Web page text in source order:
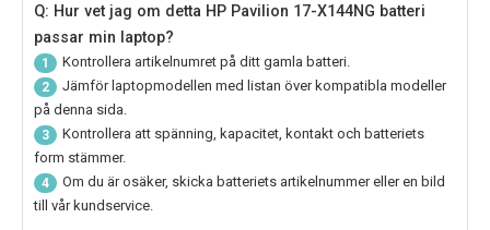
Q: Hur vet jag om detta HP Pavilion 17-X144NG batteri
passar min laptop?
1 Kontrollera artikelnumret på ditt gamla batteri.
2
Jämför laptopmodellen med listan över kompatibla modeller
på denna sida.
3
Kontrollera att spänning, kapacitet, kontakt och batteriets
form stämmer.
4
Om du är osäker, skicka batteriets artikelnummer eller en bild
till vår kundservice.